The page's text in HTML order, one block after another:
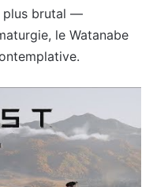
plus brutal —
le Watanabe